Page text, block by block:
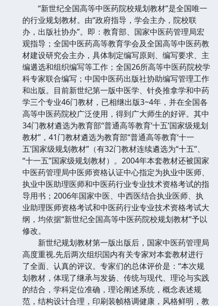
“新世纪全国高等中医药院校规划教材”是全国唯一
的行业规划教材。由“政府指导，学会主办，院校联
办，出版社协办”。即：教育部、国家中医药管理局宏
观指导；全国中医药高等教育学会及全国高等中医药教
材建设研究会主办，具体制定编写原则、编写要求、主
编遘选和组织编写等工作；全国26所高等中医药院校学
科专家联合编写；中国中医药出版社协助编写管理工作
和出版。目前新世纪第一版中医学、针灸推拿学和中药
学三个专业46门教材，已相继出版3~4年，并在全国各
高等中医药院校广泛使用，得到广大师生的好评。其中
34门教材遴选为教育部“普通高等教育‘十五’国家级规划
教材”，41门教材遴选为教育部“普通高等教育‘十一
五’国家级规划教材”（有32门教材连续遴选为“十五”、
“十一五”国家级规划教材）。2004年本套教材还被国家
中医药管理局中医师资格认证中心指定为执业中医师、
执业中医助理医师和中医药行业专业技术资格考试的指
导用书；2006年国家中医、中西医结合执业医师、执
业助理医师资格考试和中医药行业专业技术资格考试大
纲，均依据“新世纪全国高等中医药院校规划教材”予以
修改。
新世纪规划教材第一版出版后，国家中医药管理局
高度重视.先后两次组织国内有关专家对本套教材进行
了全面、认真的评议。专家们的总体评价是：“本次规
划教材，体现了继承与发扬、传统与现代、理论与实践
的结合，学科定位准确，理论阐述系统，概念表述规
范，结构设计合理，印刷装帧格调健康，风格鲜明，教